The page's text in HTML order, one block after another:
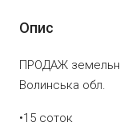
Опис
ПРОДАЖ
Волинська обл.
•15 соток